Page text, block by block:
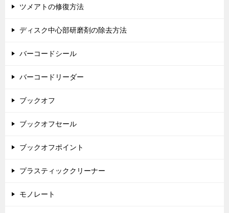
ツメアトの修復方法
ディスク中心部研磨剤の除去方法
バーコードシール
バーコードリーダー
ブックオフ
ブックオフセール
ブックオフポイント
プラスティッククリーナー
モノレート